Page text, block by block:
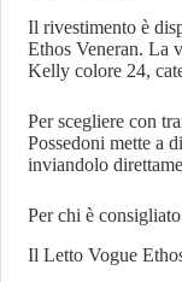
Il rivestimento è
Ethos Veneran. La
Kelly colore 24,
Per scegliere con
Possedoni mette a
inviandolo
Per chi è consigliato
Il Letto Vogue